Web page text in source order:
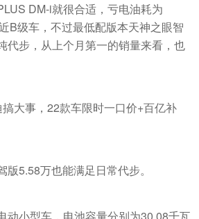
DM-i就很合适，亏电油耗为
B级车，不过最低配版本天神之眼智
代步，从上个月第一的销量来看，也
5.58万也能满足日常代步。